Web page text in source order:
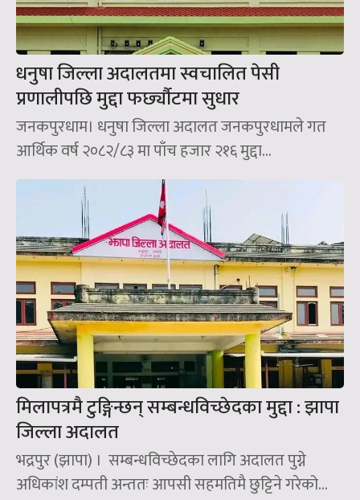
धनुषा जिल्ला अदालतमा स्वचालित पेसी
प्रणालीपछि मुद्दा फर्छ्यौटमा सुधार
जनकपुरधाम। धनुषा जिल्ला अदालत जनकपुरधामले गत
आर्थिक वर्ष २०८२/८३ मा पाँच हजार २१६ मुद्दा...
मिलापत्रमै टुङ्गिन्छन् सम्बन्धविच्छेदका मुद्दा : झापा
जिल्ला अदालत
भद्रपुर (झापा) । सम्बन्धविच्छेदका लागि अदालत पुग्ने
अधिकांश दम्पती अन्ततः आपसी सहमतिमै छुट्टिने गरेको...